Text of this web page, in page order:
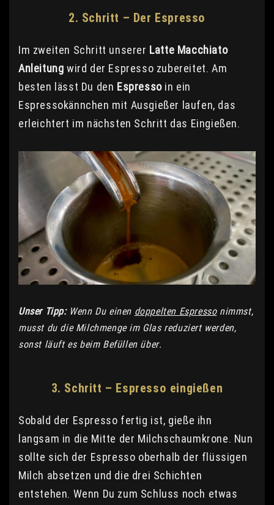
2. Schritt – Der Espresso
Im zweiten Schritt unserer Latte Macchiato
Anleitung wird der Espresso zubereitet. Am
besten lässt Du den Espresso in ein
Espressokännchen mit Ausgießer laufen, das
erleichtert im nächsten Schritt das Eingießen.
Unser Tipp: Wenn Du einen doppelten Espressonimmst,
musst du die Milchmenge im Glas reduziert werden,
sonst läuft es beim Befüllen über.
3. Schritt – Espresso eingießen
Sobald der Espresso fertig ist, gieße ihn
langsam in die Mitte der Milchschaumkrone. Nun
sollte sich der Espresso oberhalb der flüssigen
Milch absetzen und die drei Schichten
entstehen. Wenn Du zum Schluss noch etwas